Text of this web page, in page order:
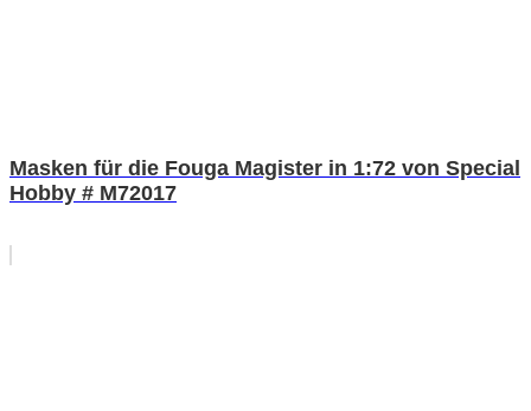
Masken für die Fouga Magister in 1:72 von Special
Hobby # M72017